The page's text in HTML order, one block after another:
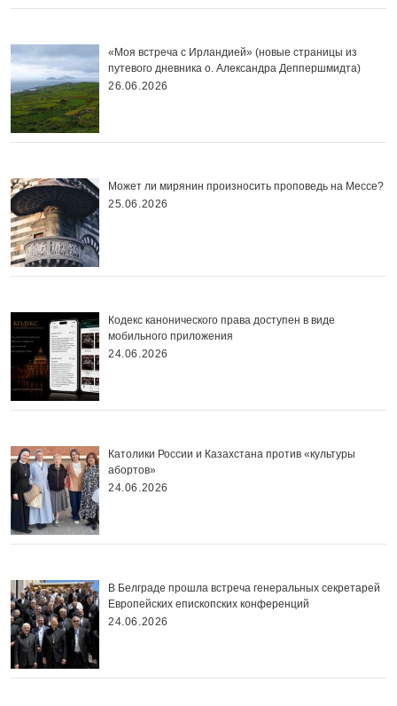
«Моя встреча с Ирландией» (новые страницы из
путевого дневника о. Александра Деппершмидта)
26.06.2026
Может ли мирянин произносить проповедь на Мессе?
25.06.2026
Кодекс канонического права доступен в виде
мобильного приложения
24.06.2026
Католики России и Казахстана против «культуры
абортов»
24.06.2026
В Белграде прошла встреча генеральных секретарей
Европейских епископских конференций
24.06.2026